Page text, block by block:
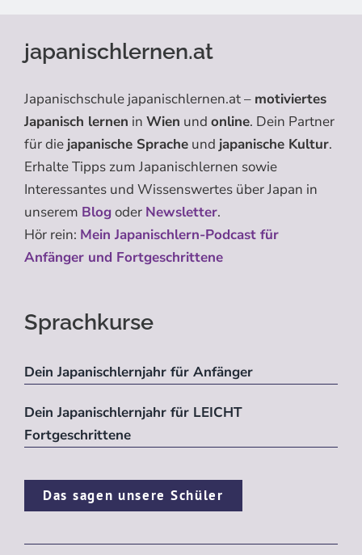
japanischlernen.at
Japanischschule japanischlernen.at – motiviertes
Japanisch lernen in Wien und online. Dein Partner
für die japanische Sprache und japanische Kultur.
Erhalte Tipps zum Japanischlernen sowie
Interessantes und Wissenswertes über Japan in
unserem Blogoder Newsletter.
Hör rein: Mein Japanischlern-Podcast für
Anfänger und Fortgeschrittene
Sprachkurse
Dein Japanischlernjahr für Anfänger
Dein Japanischlernjahr für LEICHT
Fortgeschrittene
Das sagen unsere Schüler